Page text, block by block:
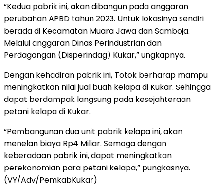
“Kedua pabrik ini, akan dibangun pada anggaran
perubahan APBD tahun 2023. Untuk lokasinya sendiri
berada di Kecamatan Muara Jawa dan Samboja.
Melalui anggaran Dinas Perindustrian dan
Perdagangan (Disperindag) Kukar,” ungkapnya.
Dengan kehadiran pabrik ini, Totok berharap mampu
meningkatkan nilai jual buah kelapa di Kukar. Sehingga
dapat berdampak langsung pada kesejahteraan
petani kelapa di Kukar.
“Pembangunan dua unit pabrik kelapa ini, akan
menelan biaya Rp4 Miliar. Semoga dengan
keberadaan pabrik ini, dapat meningkatkan
perekonomian para petani kelapa,” pungkasnya.
(VY/Adv/PemkabKukar)